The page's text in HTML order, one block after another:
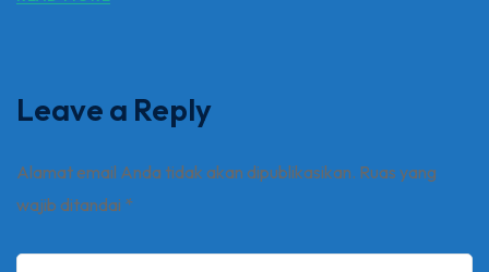
Leave a Reply
Alamat email Anda tidak akan dipublikasikan. Ruas yang
wajib ditandai *